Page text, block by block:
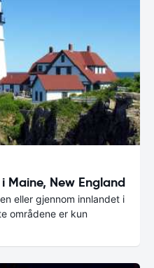
Maine, New England
eller gjennom innlandet i
områdene er kun